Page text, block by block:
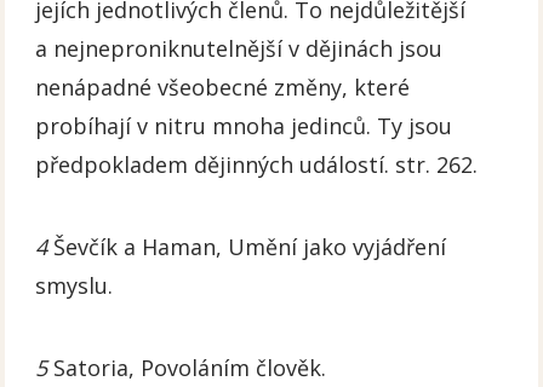
jejích jednotlivých členů. To nejdůležitější
a nejneproniknutelnější v dějinách jsou
nenápadné všeobecné změny, které
probíhají v nitru mnoha jedinců. Ty jsou
předpokladem dějinných událostí. str. 262.
4Ševčík a Haman, Umění jako vyjádření
smyslu.
5Satoria, Povoláním člověk.